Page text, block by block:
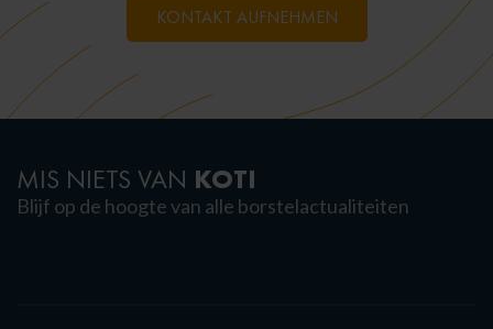
KONTAKT AUFNEHMEN
MIS NIETS VAN KOTI
Blijf op de hoogte van alle borstelactualiteiten